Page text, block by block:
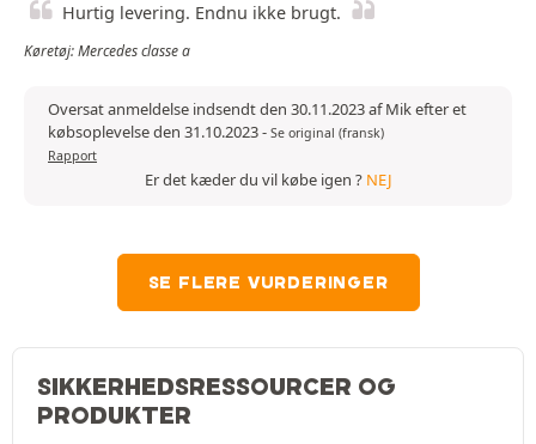
Hurtig levering. Endnu ikke brugt.
Køretøj: Mercedes classe a
Oversat anmeldelse indsendt den 30.11.2023 af Mik efter et
købsoplevelse den 31.10.2023- Se original (fransk)
Rapport
Er det kæder du vil købe igen ? NEJ
SE FLERE VURDERINGER
SIKKERHEDSRESSOURCER OG
PRODUKTER